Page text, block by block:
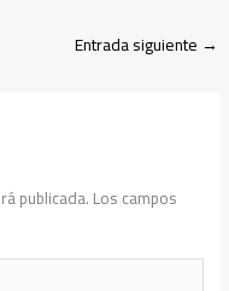
Entrada siguiente →
publicada.Los campos